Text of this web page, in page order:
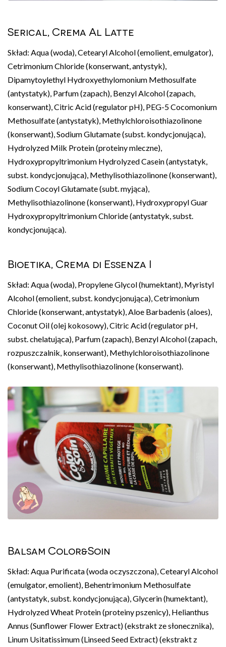
Serical, Crema Al Latte
Skład: Aqua (woda), Cetearyl Alcohol (emolient, emulgator),
Cetrimonium Chloride (konserwant, antystyk),
Dipamytoylethyl Hydroxyethylomonium Methosulfate
(antystatyk), Parfum (zapach), Benzyl Alcohol (zapach,
konserwant), Citric Acid (regulator pH), PEG-5 Cocomonium
Methosulfate (antystatyk), Methylchloroisothiazolinone
(konserwant), Sodium Glutamate (subst. kondycjonująca),
Hydrolyzed Milk Protein (proteiny mleczne),
Hydroxypropyltrimonium Hydrolyzed Casein (antystatyk,
subst. kondycjonująca), Methylisothiazolinone (konserwant),
Sodium Cocoyl Glutamate (subt. myjąca),
Methylisothiazolinone (konserwant), Hydroxypropyl Guar
Hydroxypropyltrimonium Chloride (antystatyk, subst.
kondycjonująca).
Bioetika, Crema di Essenza I
Skład: Aqua (woda), Propylene Glycol (humektant), Myristyl
Alcohol (emolient, subst. kondycjonująca), Cetrimonium
Chloride (konserwant, antystatyk), Aloe Barbadenis (aloes),
Coconut Oil (olej kokosowy), Citric Acid (regulator pH,
subst. chelatująca), Parfum (zapach), Benzyl Alcohol (zapach,
rozpuszczalnik, konserwant), Methylchloroisothiazolinone
(konserwant), Methylisothiazolinone (konserwant).
Balsam Color&Soin
Skład: Aqua Purificata (woda oczyszczona), Cetearyl Alcohol
(emulgator, emolient), Behentrimonium Methosulfate
(antystatyk, subst. kondycjonująca), Glycerin (humektant),
Hydrolyzed Wheat Protein (proteiny pszenicy), Helianthus
Annus (Sunflower Flower Extract) (ekstrakt ze słonecznika),
Linum Usitatissimum (Linseed Seed Extract) (ekstrakt z